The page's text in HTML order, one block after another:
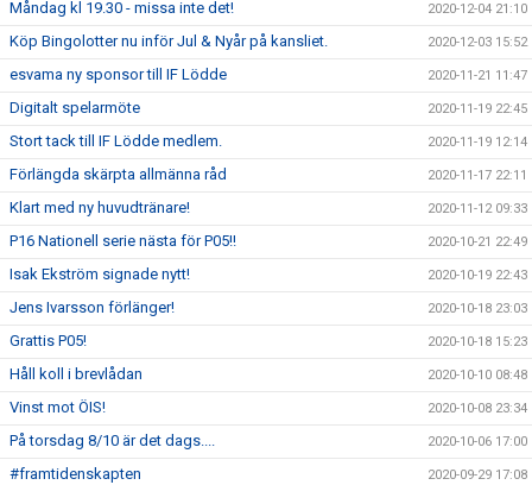
Måndag kl 19.30 - missa inte det! 2020-12-04 21:10
Köp Bingolotter nu inför Jul & Nyår på kansliet. 2020-12-03 15:52
esvama ny sponsor till IF Lödde 2020-11-21 11:47
Digitalt spelarmöte 2020-11-19 22:45
Stort tack till IF Lödde medlem. 2020-11-19 12:14
Förlängda skärpta allmänna råd 2020-11-17 22:11
Klart med ny huvudtränare! 2020-11-12 09:33
P16 Nationell serie nästa för P05!! 2020-10-21 22:49
Isak Ekström signade nytt! 2020-10-19 22:43
Jens Ivarsson förlänger! 2020-10-18 23:03
Grattis P05! 2020-10-18 15:23
Håll koll i brevlådan 2020-10-10 08:48
Vinst mot ÖIS! 2020-10-08 23:34
På torsdag 8/10 är det dags.... 2020-10-06 17:00
#framtidenskapten 2020-09-29 17:08